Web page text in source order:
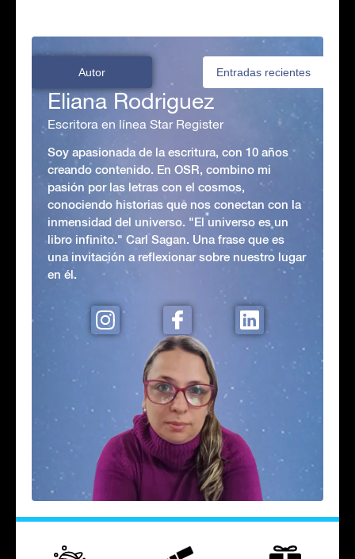
Autor Entradas recientes
Eliana Rodriguez
Escritora en línea Star Register
Soy apasionada de la escritura, con 10 años
creando contenido. En OSR, combino mi
pasión por las letras con el cosmos,
conociendo historias que nos conectan con la
inmensidad del universo. "El universo es un
libro infinito." Carl Sagan. Una frase que es
una invitación a reflexionar sobre nuestro lugar
en él.